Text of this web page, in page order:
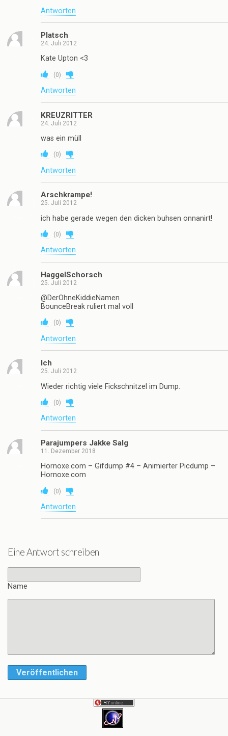
Antworten
Platsch
24. Juli 2012
Kate Upton <3
(0)
Antworten
KREUZRITTER
24. Juli 2012
was ein müll
(0)
Antworten
Arschkrampe!
25. Juli 2012
ich habe gerade wegen den dicken buhsen onnanirt!
(0)
Antworten
HaggelSchorsch
25. Juli 2012
@DerOhneKiddieNamen
BounceBreak ruliert mal voll
(0)
Antworten
Ich
25. Juli 2012
Wieder richtig viele Fickschnitzel im Dump.
(0)
Antworten
Parajumpers Jakke Salg
11. Dezember 2018
Hornoxe.com – Gifdump #4 – Animierter Picdump –
Hornoxe.com
(0)
Antworten
Eine Antwort schreiben
Name
Veröffentlichen